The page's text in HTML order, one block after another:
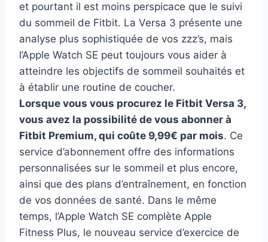
et pourtant il est moins perspicace que le suivi
du sommeil de Fitbit. La Versa 3 présente une
analyse plus sophistiquée de vos zzz’s, mais
l’Apple Watch SE peut toujours vous aider à
atteindre les objectifs de sommeil souhaités et
à établir une routine de coucher.
Lorsque vous vous procurez le Fitbit Versa 3,
vous avez la possibilité de vous abonner à
Fitbit Premium, qui coûte 9,99€ par mois. Ce
service d’abonnement offre des informations
personnalisées sur le sommeil et plus encore,
ainsi que des plans d’entraînement, en fonction
de vos données de santé. Dans le même
temps, l’Apple Watch SE complète Apple
Fitness Plus, le nouveau service d’exercice de